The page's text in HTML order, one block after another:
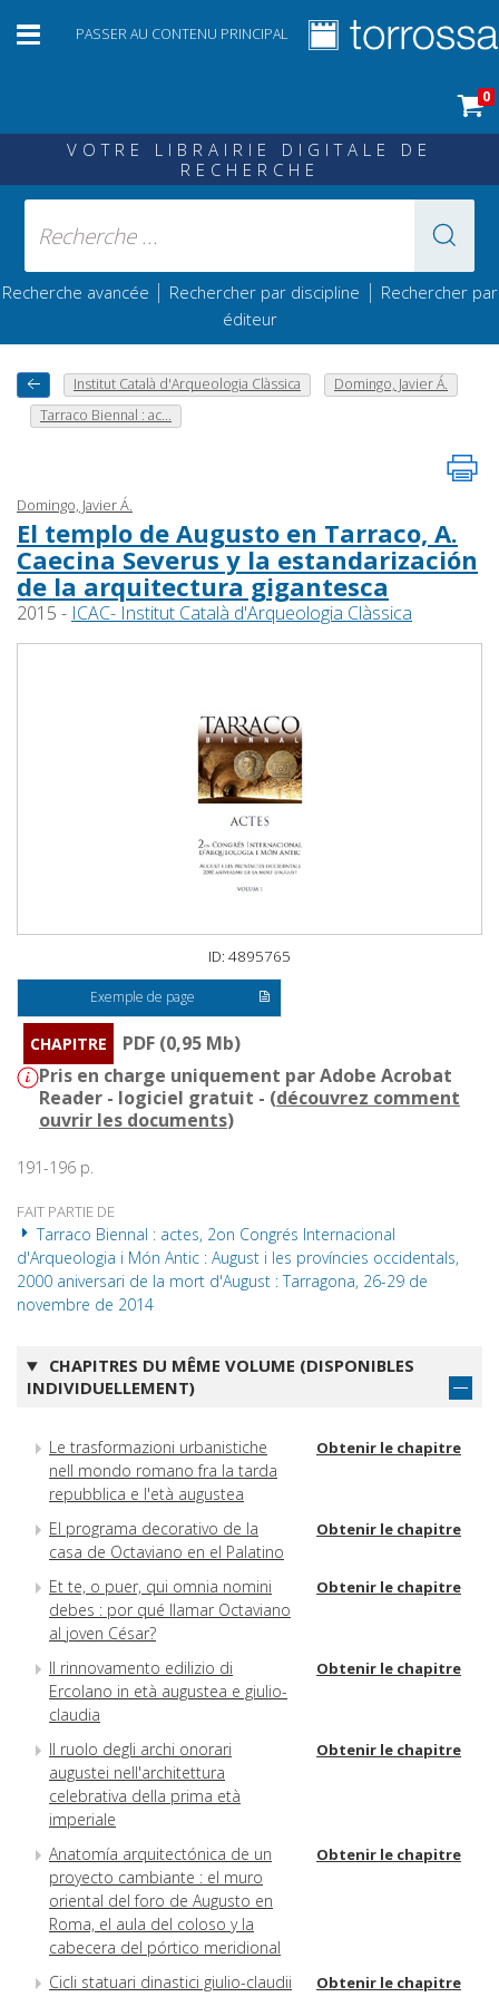
PASSER AU CONTENU PRINCIPAL
0
VOTRE LIBRAIRIE DIGITALE DE
RECHERCHE
Recherche avancée | Rechercher par discipline | Rechercher par
éditeur
Institut Català d'Arqueologia Clàssica
Domingo, Javier Á.
Tarraco Biennal : ac...
Domingo, Javier Á.
El templo de Augusto en Tarraco, A.
Caecina Severus y la estandarización
de la arquitectura gigantesca
2015 - ICAC- Institut Català d'Arqueologia Clàssica
ID: 4895765
Exemple de page
CHAPITRE
PDF (0,95 Mb)
Pris en charge uniquement par Adobe Acrobat
Reader - logiciel gratuit - (découvrez comment
ouvrir les documents)
191-196 p.
FAIT PARTIE DE
Tarraco Biennal : actes, 2on Congrés Internacional
d'Arqueologia i Món Antic : August i les províncies occidentals,
2000 aniversari de la mort d'August : Tarragona, 26-29 de
novembre de 2014
CHAPITRES DU MÊME VOLUME (DISPONIBLES
INDIVIDUELLEMENT)
Le trasformazioni urbanistiche
nell mondo romano fra la tarda
repubblica e l'età augustea
Obtenir le chapitre
El programa decorativo de la
casa de Octaviano en el Palatino
Obtenir le chapitre
Et te, o puer, qui omnia nomini
debes : por qué llamar Octaviano
al joven César?
Obtenir le chapitre
Il rinnovamento edilizio di
Ercolano in età augustea e giulio-
claudia
Obtenir le chapitre
Il ruolo degli archi onorari
augustei nell'architettura
celebrativa della prima età
imperiale
Obtenir le chapitre
Anatomía arquitectónica de un
proyecto cambiante : el muro
oriental del foro de Augusto en
Roma, el aula del coloso y la
cabecera del pórtico meridional
Obtenir le chapitre
Cicli statuari dinastici giulio-claudii
Obtenir le chapitre